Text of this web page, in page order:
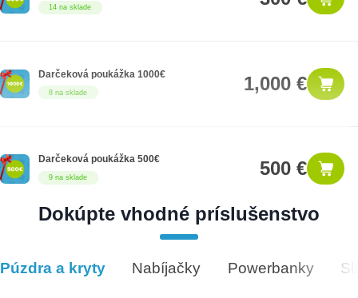
14 na sklade
8 na sklade
Darčeková poukážka 1000€ 1,000 €
9 na sklade
Darčeková poukážka 500€ 500 €
5 na sklade
Dokúpte vhodné príslušenstvo
Vhodné príslušenstvo
Púzdra a kryty Nabíjačky Powerbanky